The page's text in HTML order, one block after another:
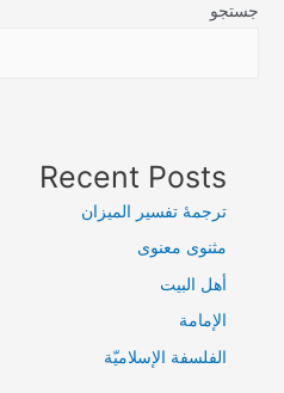
جستجو
Recent Posts
ترجمۀ تفسیر المیزان
مثنوی معنوی
أهل البيت
الإمامة
الفلسفة الإسلاميّة